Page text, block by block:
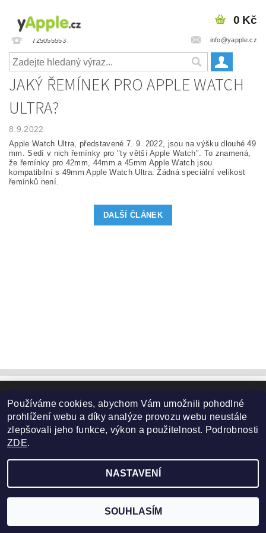
725055553 info@yapple.cz
0 Kč
JAKÝ ŘEMÍNEK PRO APPLE WATCH
ULTRA?
8.9.2022
Apple Watch Ultra, představené 7. 9. 2022, jsou na výšku dlouhé 49
mm. Sedí v nich řemínky pro "ty větší Apple Watch". To znamená,
že řemínky pro 42mm, 44mm a 45mm Apple Watch jsou
kompatibilní s 49mm Apple Watch Ultra. Žádná speciální velikost
řemínků není.
DALŠÍ ČLÁNEK
2026 ©yApple.cz, všechna práva vyhrazena
Vytvořil Shoptet
Používáme cookies, abychom Vám umožnili pohodlné
prohlížení webu a díky analýze provozu webu neustále
zlepšovali jeho funkce, výkon a použitelnost. Podrobnosti
ZDE.
NASTAVENÍ
SOUHLASÍM